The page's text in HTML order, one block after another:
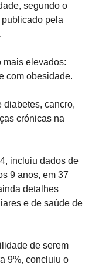
segundo o
pela
mais elevados:
com obesidade.
diabetes, cancro,
crónicas na
incluiu dados de
9 anos, em 37
detalhes
e de saúde de
de serem
9%, concluiu o